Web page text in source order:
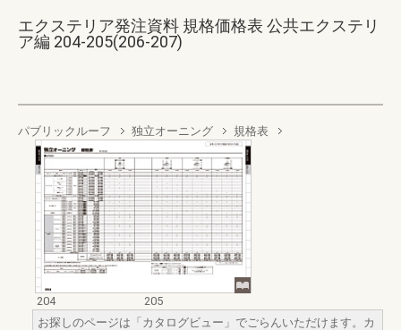
エクステリア発注資料 規格価格表 公共エクステリ
ア編 204-205(206-207)
パブリックルーフ 独立オーニング 規格表
204
205
お探しのページは「カタログビュー」でごらんいただけます。カ